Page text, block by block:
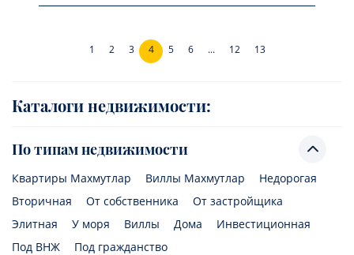
1 2 3 4 5 6 ... 12 13
Каталоги недвижимости:
По типам недвижимости
Квартиры Махмутлар Виллы Махмутлар
Недорогая
Вторичная
От собственника
От застройщика
Элитная
У моря Виллы Дома
Инвестиционная
Под ВНЖ
Под гражданство